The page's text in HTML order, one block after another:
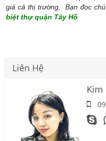
giá cả thị trường, Bạn đọc
biệt thự quận Tây Hồ
Liên Hệ
Kim